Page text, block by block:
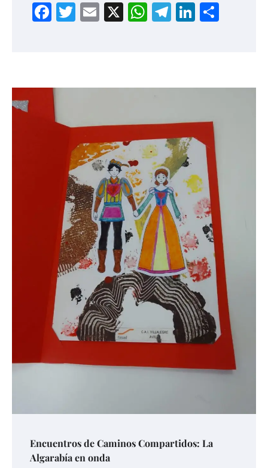
Facebook
Twitter
Email
X WhatsApp
Telegram
Encuentros de Caminos Compartidos: La
Algarabía en onda